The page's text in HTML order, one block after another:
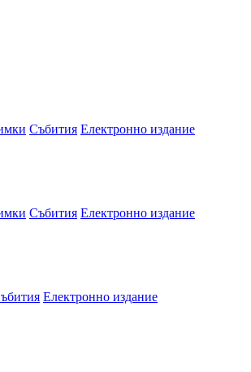
Събития Електронно издание
Събития Електронно издание
Електронно издание